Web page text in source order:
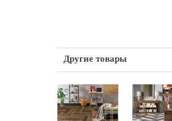
Другие товары